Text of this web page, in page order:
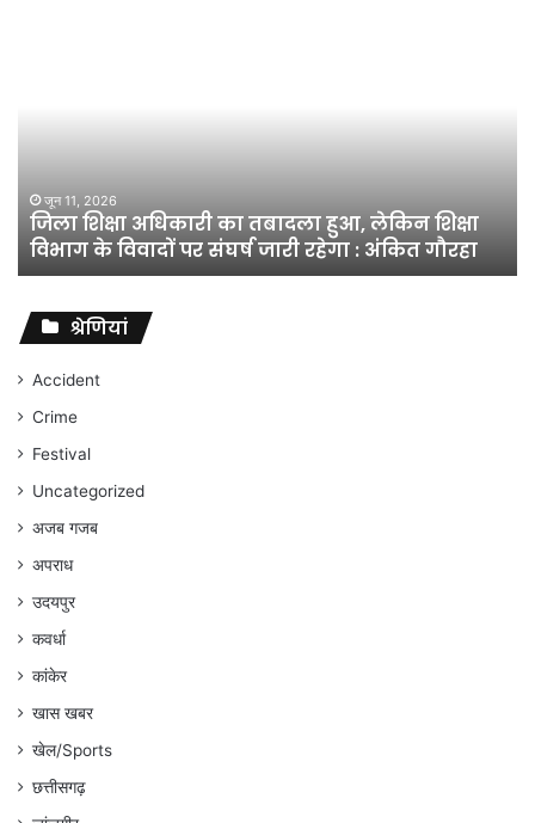
शिक्षा
विभाग
विवादों
संघर्ष
जारी
रहेगा
अंकित
गौरहा
जून 11, 2026
जिला शिक्षा अधिकारी का तबादला हुआ, लेकिन शिक्षा
विभाग के विवादों पर संघर्ष जारी रहेगा : अंकित गौरहा
श्रेणियां
Accident
Crime
Festival
Uncategorized
अजब गजब
अपराध
उदयपुर
कवर्धा
कांकेर
खास खबर
खेल/Sports
छत्तीसगढ़